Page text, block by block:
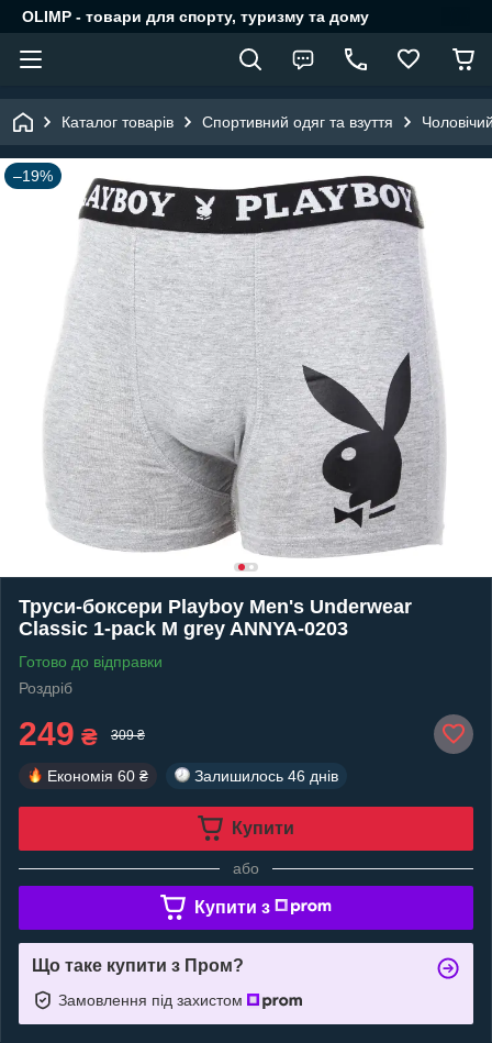
OLIMP - товари для спорту, туризму та дому
Каталог товарів Спортивний одяг та взуття
–19%
Труси-боксери Playboy Men's Underwear
Classic 1-pack M grey ANNYA-0203
Готово до відправки
Роздріб
249 ₴ 309 ₴
Економія 60 ₴ Залишилось 46 днів
Купити
або
Купити з
Що таке купити з Пром?
Замовлення під захистом